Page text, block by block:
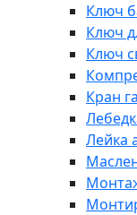
Ключ
Ключ
Ключ
Кран
Лейка